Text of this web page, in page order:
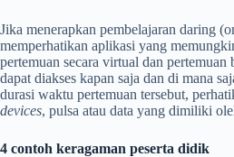
Jika menerapkan pembelajaran daring
memperhatikan aplikasi yang
pertemuan secara virtual dan pertemuan
dapat diakses kapan saja dan di mana
durasi waktu pertemuan tersebut,
devices, pulsa atau data yang dimiliki
4 contoh keragaman peserta didik